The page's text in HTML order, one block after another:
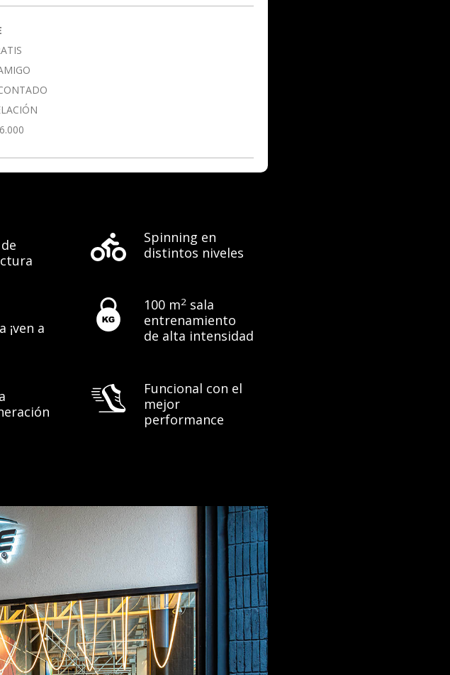
de
¡ven a
Spinning en
distintos niveles
100 m2sala
entrenamiento
de alta intensidad
Funcional con el
mejor
performance